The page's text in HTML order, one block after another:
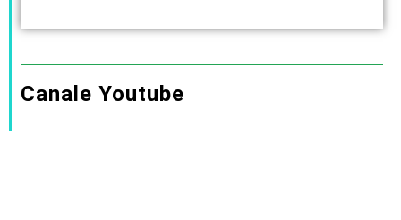
Canale Youtube